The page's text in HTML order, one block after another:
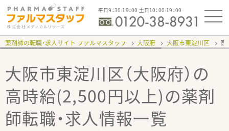
平日9：30-19：00 土日10：00-19：00
薬剤師の転職・求人サイト ファルマスタッフ 大阪府 大阪市東淀川区 高
大阪市東淀川区（大阪府）の
高時給(2,500円以上)の薬剤
師転職・求人情報一覧